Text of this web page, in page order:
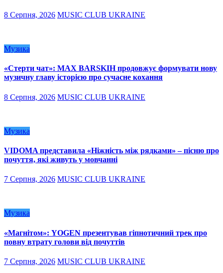
8 Серпня, 2026 MUSIC CLUB UKRAINE
Музика
«Стерти чат»: MAX BARSKIH продовжує формувати нову
музичну главу історією про сучасне кохання
8 Серпня, 2026 MUSIC CLUB UKRAINE
Музика
VIDOMA представила «Ніжність між рядками» – пісню про
почуття, які живуть у мовчанні
7 Серпня, 2026 MUSIC CLUB UKRAINE
Музика
«Магнітом»: YOGEN презентував гіпнотичний трек про
повну втрату голови від почуттів
7 Серпня, 2026 MUSIC CLUB UKRAINE